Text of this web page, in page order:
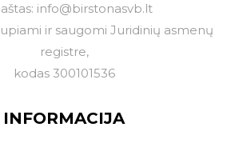
info@birstonasvb.lt
ir saugomi Juridinių asmenų
registre,
kodas 300101536
INFORMACIJA